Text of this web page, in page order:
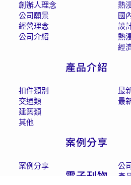
創辦人理念
公司願景
經營理念
公司介紹
熱
國
設
熱
經
產品介紹
扣件類別
交通類
建築類
其他
最
最
案例分享
案例分享
電子刊物
公
產